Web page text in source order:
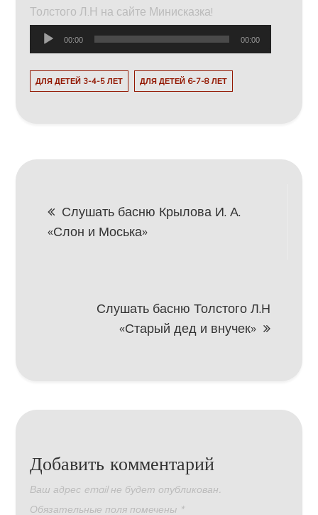
Толстого Л.Н на сайте Минисказка!
Аудиоплеер
00:00 00:00
ДЛЯ ДЕТЕЙ 3-4-5 ЛЕТ ДЛЯ ДЕТЕЙ 6-7-8 ЛЕТ
Навигация
по
Слушать басню Крылова И. А.
«Слон и Моська»
Слушать басню Толстого Л.Н
«Старый дед и внучек»
Добавить комментарий
Ваш адрес email не будет опубликован.
Обязательные поля помечены *